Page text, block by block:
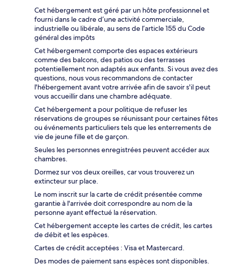
Cet hébergement est géré par un hôte professionnel et
fourni dans le cadre d’une activité commerciale,
industrielle ou libérale, au sens de l’article 155 du Code
général des impôts
Cet hébergement comporte des espaces extérieurs
comme des balcons, des patios ou des terrasses
potentiellement non adaptés aux enfants. Si vous avez des
questions, nous vous recommandons de contacter
l'hébergement avant votre arrivée afin de savoir s'il peut
vous accueillir dans une chambre adéquate.
Cet hébergement a pour politique de refuser les
réservations de groupes se réunissant pour certaines fêtes
ou événements particuliers tels que les enterrements de
vie de jeune fille et de garçon.
Seules les personnes enregistrées peuvent accéder aux
chambres.
Dormez sur vos deux oreilles, car vous trouverez un
extincteur sur place.
Le nom inscrit sur la carte de crédit présentée comme
garantie à l'arrivée doit correspondre au nom de la
personne ayant effectué la réservation.
Cet hébergement accepte les cartes de crédit, les cartes
de débit et les espèces.
Cartes de crédit acceptées : Visa et Mastercard.
Des modes de paiement sans espèces sont disponibles.